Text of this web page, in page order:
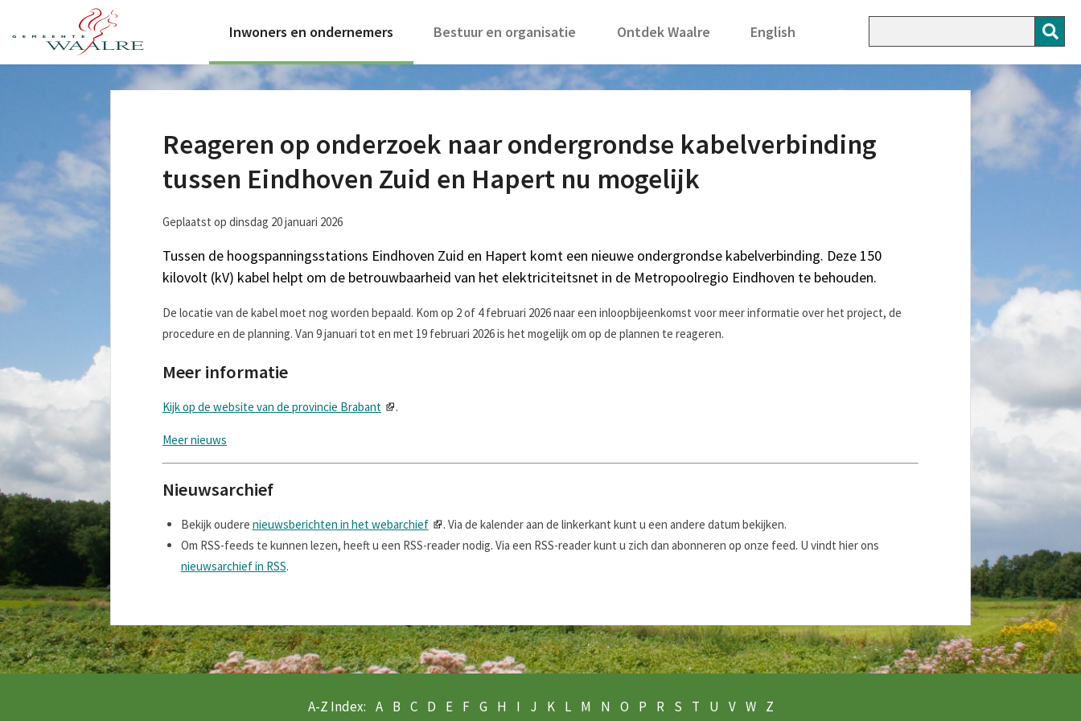
Inwoners en ondernemers Bestuur en organisatie Ontdek Waalre English
Reageren op onderzoek naar ondergrondse kabelverbinding
tussen Eindhoven Zuid en Hapert nu mogelijk
Geplaatst op dinsdag 20 januari 2026
Tussen de hoogspanningsstations Eindhoven Zuid en Hapert komt een nieuwe ondergrondse kabelverbinding. Deze 150
kilovolt (kV) kabel helpt om de betrouwbaarheid van het elektriciteitsnet in de Metropoolregio Eindhoven te behouden.
De locatie van de kabel moet nog worden bepaald. Kom op 2 of 4 februari 2026 naar een inloopbijeenkomst voor meer informatie over het project, de
procedure en de planning. Van 9 januari tot en met 19 februari 2026 is het mogelijk om op de plannen te reageren.
Meer informatie
Kijk op de website van de provincie Brabant .
Meer nieuws
Nieuwsarchief
Bekijk oudere nieuwsberichten in het webarchief
. Via de kalender aan de linkerkant kunt u een andere datum bekijken.
Om RSS-feeds te kunnen lezen, heeft u een RSS-reader nodig. Via een RSS-reader kunt u zich dan abonneren op onze feed. U vindt hier ons
nieuwsarchief in RSS.
A-Z Index: A B C D E F G H I J K L M N O P R S T U V W Z